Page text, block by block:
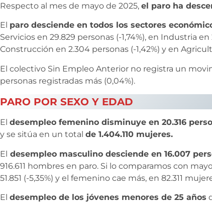
Respecto al mes de mayo de 2025, el paro ha
El paro desciende en todos los sectores
Servicios en 29.829 personas (-1,74%), en Industria en
Construcción en 2.304 personas (-1,42%) y en
El colectivo Sin Empleo Anterior no registra un
personas registradas más (0,04%).
PARO POR SEXO Y EDAD
El desempleo femenino disminuye en 20.316
y se sitúa en un total de 1.404.110 mujeres.
El desempleo masculino desciende en 16.007
916.611 hombres en paro. Si lo comparamos con
51.851 (-5,35%) y el femenino cae más, en 82.311
El desempleo de los jóvenes menores de 25 años